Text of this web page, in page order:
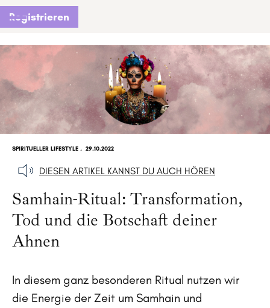
Registrieren
SPIRITUELLER LIFESTYLE . 29.10.2022
DIESEN ARTIKEL KANNST DU AUCH HÖREN
Samhain-Ritual: Transformation,
Tod und die Botschaft deiner
Ahnen
In diesem ganz besonderen Ritual nutzen wir
die Energie der Zeit um Samhain und